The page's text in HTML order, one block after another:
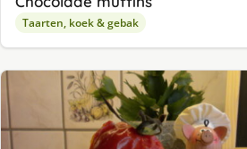
Taarten, koek & gebak